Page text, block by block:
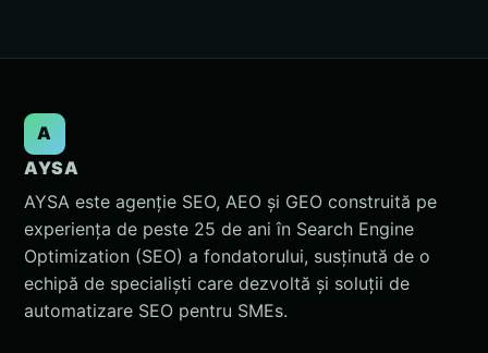
A
AYSA
AYSA este agenție SEO, AEO și GEO construită pe
experiența de peste 25 de ani în Search Engine
Optimization (SEO) a fondatorului, susținută de o
echipă de specialiști care dezvoltă și soluții de
automatizare SEO pentru SMEs.